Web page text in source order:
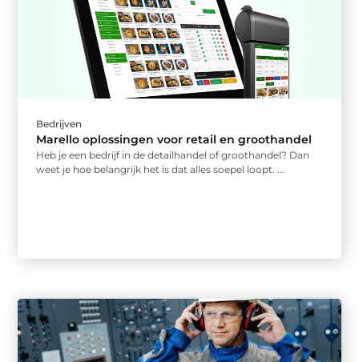
Bedrijven
Marello oplossingen voor retail en groothandel
Heb je een bedrijf in de detailhandel of groothandel? Dan
weet je hoe belangrijk het is dat alles soepel loopt. ...